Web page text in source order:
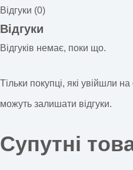
Відгуки (0)
Відгуки
Відгуків немає, поки що.
Тільки покупці, які увійшли
можуть залишати відгуки.
Супутні